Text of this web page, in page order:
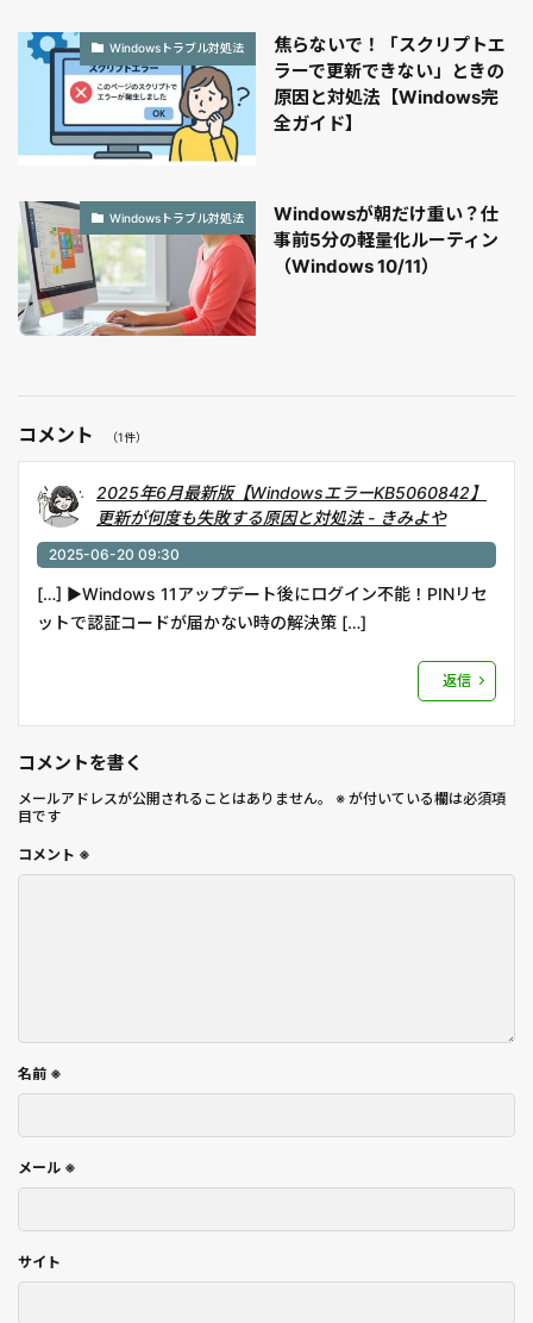
Windowsトラブル対処法
焦らないで！「スクリプトエ
ラーで更新できない」ときの
原因と対処法【Windows完
全ガイド】
Windowsトラブル対処法
Windowsが朝だけ重い？仕
事前5分の軽量化ルーティン
（Windows 10/11）
コメント （1件）
2025年6月最新版【WindowsエラーKB5060842】
更新が何度も失敗する原因と対処法 - きみよや
2025-06-20 09:30
[…] ▶︎Windows 11アップデート後にログイン不能！PINリセ
ットで認証コードが届かない時の解決策 […]
返信
コメントを書く
メールアドレスが公開されることはありません。 ※ が付いている欄は必須項
目です
コメント ※
名前 ※
メール ※
サイト